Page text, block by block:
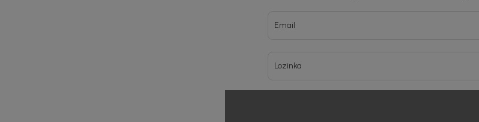
Email
Lozinka